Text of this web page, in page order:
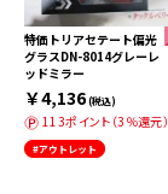
特価トリアセテート偏光
グラスDN-8014グレーレ
ッドミラー
￥4,136(税込)
113ポイント（3％還元）
#アウトレット